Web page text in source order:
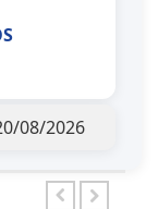
08/2026
ACESSAR